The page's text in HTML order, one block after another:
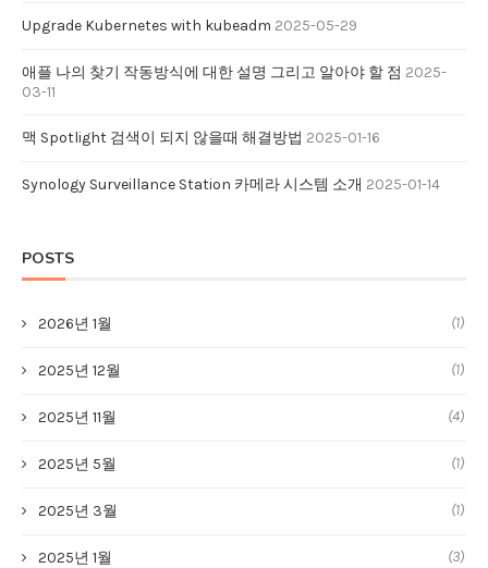
Upgrade Kubernetes with kubeadm 2025-05-29
애플 나의 찾기 작동방식에 대한 설명 그리고 알아야 할 점 2025-
03-11
맥 Spotlight 검색이 되지 않을때 해결방법 2025-01-16
Synology Surveillance Station 카메라 시스템 소개 2025-01-14
POSTS
2026년 1월 (1)
2025년 12월 (1)
2025년 11월 (4)
2025년 5월 (1)
2025년 3월 (1)
2025년 1월 (3)